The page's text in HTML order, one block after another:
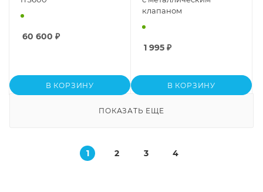
60 600 ₽
В КОРЗИНУ
клапаном
1 995 ₽
В КОРЗИНУ
ПОКАЗАТЬ ЕЩЕ
1 2 3 4